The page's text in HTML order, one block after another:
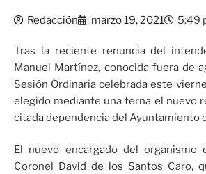
Redacción marzo 19, 2021 5:49
Tras la reciente renuncia del
Manuel Martínez, conocida fuera de
Sesión Ordinaria celebrada este
elegido mediante una terna el nuevo
citada dependencia del Ayuntamiento
El nuevo encargado del organismo
Coronel David de los Santos Caro,